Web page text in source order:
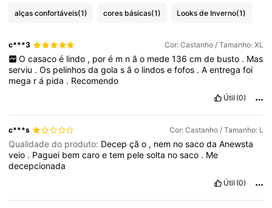
alças confortáveis(1) cores básicas(1) Looks de Inverno(1)
c***3 Cor: Castanho / Tamanho: XL
O casaco é lindo , por é m n ã o mede 136 cm de busto . Mas
serviu .Os pelinhosdagolasão lindosefofos .Aentregafoi
mega rá pida . Recomendo
Útil (0)
c***s Cor: Castanho / Tamanho: L
Qualidade do produto: Decepção , nem nosacodaAnewsta
veio . Paguei bemcaroetem pelesolta nosaco . Me
decepcionada
Útil (0)